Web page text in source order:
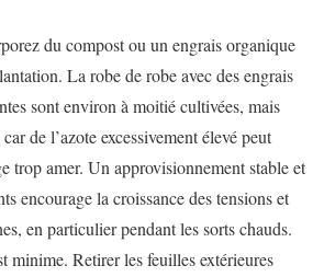
du compost ou un engrais organique
La robe de robe avec des engrais
sont environ à moitié cultivées, mais
de l’azote excessivement élevé peut
trop amer. Un approvisionnement stable et
encourage la croissance des tensions et
en particulier pendant les sorts chauds.
minime. Retirer les feuilles extérieures